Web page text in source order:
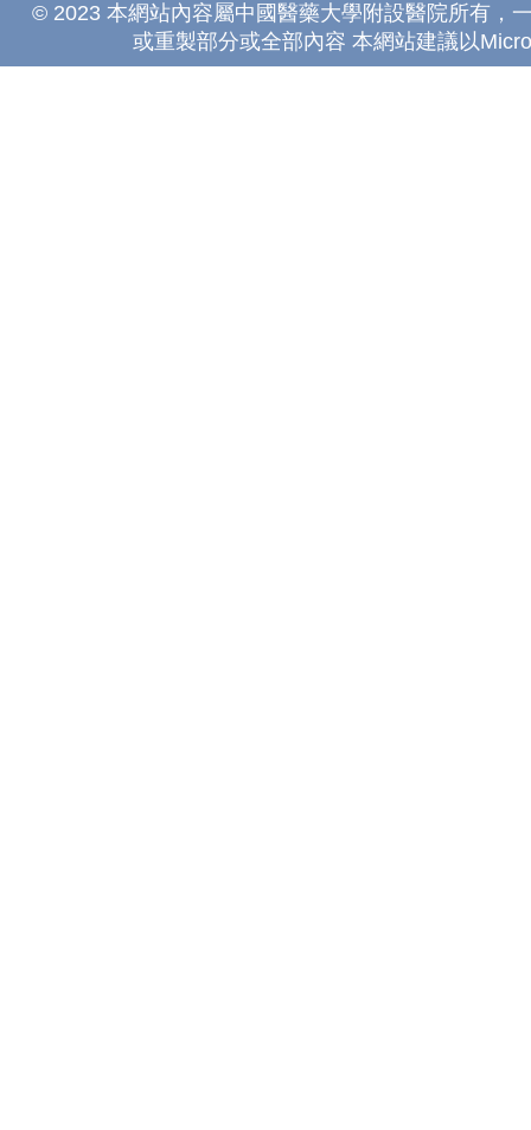
© 2023 本網站內容屬中國醫藥大學附設醫院所有，
或重製部分或全部內容 本網站建議以